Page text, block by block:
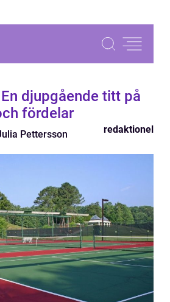
djupgående titt på
fördelar
Pettersson redaktionel